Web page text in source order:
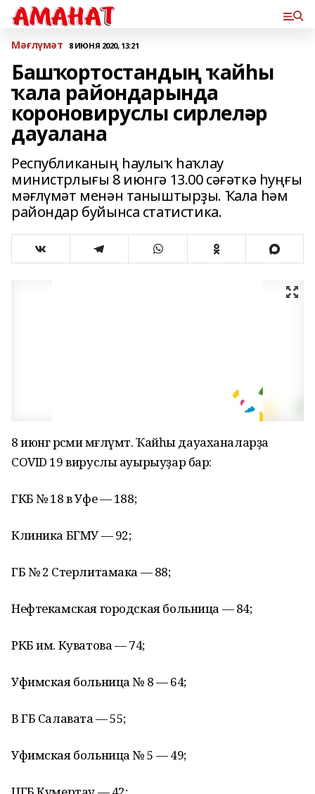
Мәғлүмәт 8 ИЮНЯ 2020, 13:21
Башҡортостандың ҡайһы
ҡала райондарында
короновируслы сирлеләр
дауалана
Республиканың һаулыҡ һаҡлау
министрлығы 8 июнгә 13.00 сәғәткә һуңғы
мәғлүмәт менән таныштырҙы. Ҡала һәм
райондар буйынса статистика.
8 июнгә рәсми мәғлүмәт. Ҡайһы дауаханаларҙа
COVID 19 вируслы ауырыуҙар бар:
ГКБ № 18 в Уфе — 188;
Клиника БГМУ — 92;
ГБ № 2 Стерлитамака — 88;
Нефтекамская городская больница — 84;
РКБ им. Куватова — 74;
Уфимская больница № 8 — 64;
В ГБ Салавата — 55;
Уфимская больница № 5 — 49;